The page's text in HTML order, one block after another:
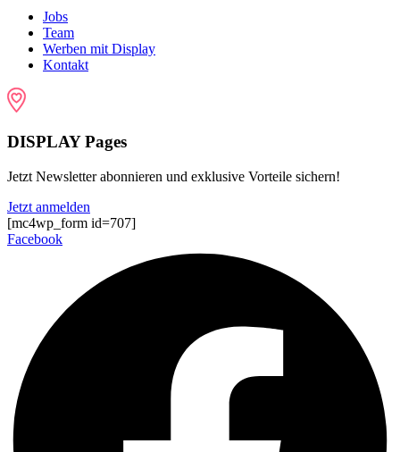
Jobs
Team
Werben mit Display
Kontakt
DISPLAY Pages
Jetzt Newsletter abonnieren und exklusive Vorteile sichern!
Jetzt anmelden
[mc4wp_form id=707]
Facebook